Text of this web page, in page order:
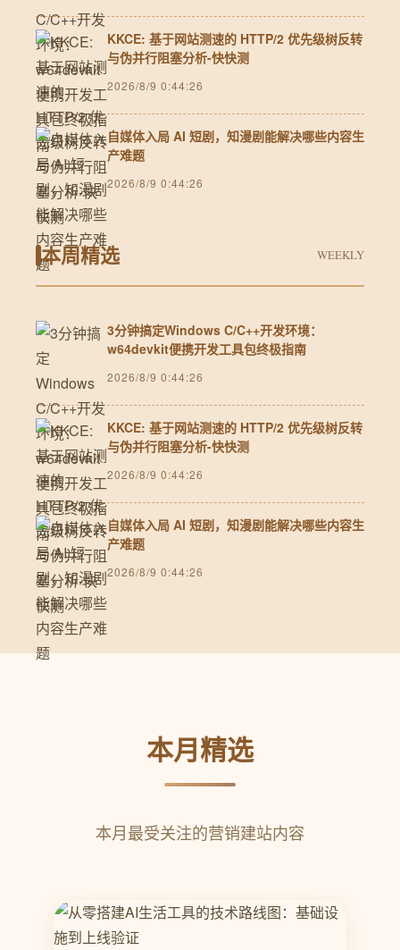
KKCE: 基于网站测速的 HTTP/2 优先级树反转
与伪并行阻塞分析-快快测
2026/8/9 0:44:26
自媒体入局 AI 短剧，知漫剧能解决哪些内容生
产难题
2026/8/9 0:44:26
本周精选 WEEKLY
3分钟搞定Windows C/C++开发环境：
w64devkit便携开发工具包终极指南
2026/8/9 0:44:26
KKCE: 基于网站测速的 HTTP/2 优先级树反转
与伪并行阻塞分析-快快测
2026/8/9 0:44:26
自媒体入局 AI 短剧，知漫剧能解决哪些内容生
产难题
2026/8/9 0:44:26
本月精选
本月最受关注的营销建站内容